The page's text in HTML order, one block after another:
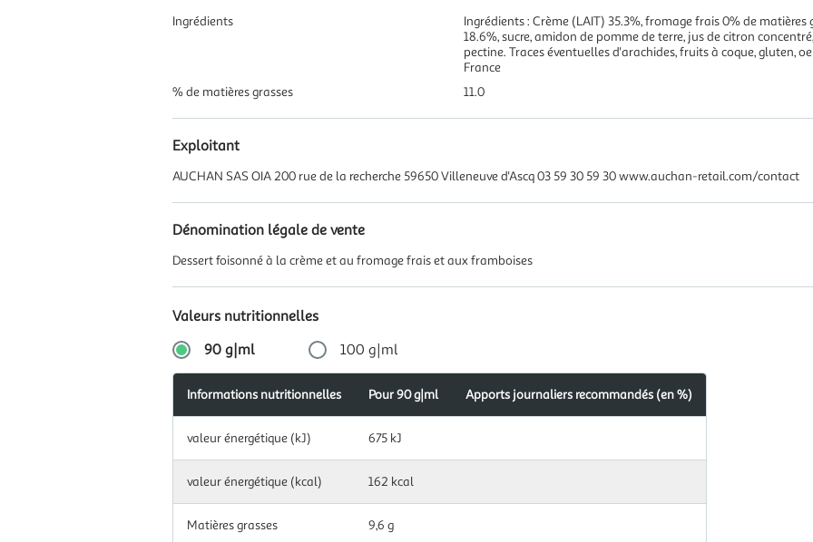
Ingrédients
Ingrédients : Crème (LAIT) 35.3%, fromage frais 0% de
18.6%, sucre, amidon de pomme de terre, jus de citron
pectine. Traces éventuelles d'arachides, fruits à coque, gluten,
France
% de matières grasses
11.0
Exploitant
AUCHAN SAS OIA 200 rue de la recherche 59650 Villeneuve d'Ascq 03 59 30 59 30 www.auchan-retail.com/contact
Dénomination légale de vente
Dessert foisonné à la crème et au fromage frais et aux framboises
Valeurs nutritionnelles
90 g|ml
100 g|ml
nutritionnelles
pour
g|ml
Informations nutritionnelles Pour 90 g|ml Apports journaliers recommandés (en %)
valeur énergétique (kJ) 675 kJ
valeur énergétique (kcal) 162 kcal
Matières grasses 9,6 g
nutritionnelles
pour
100
g|ml
Pour
100
g|ml
Apports
(en %)
valeur
énergétique
kJ